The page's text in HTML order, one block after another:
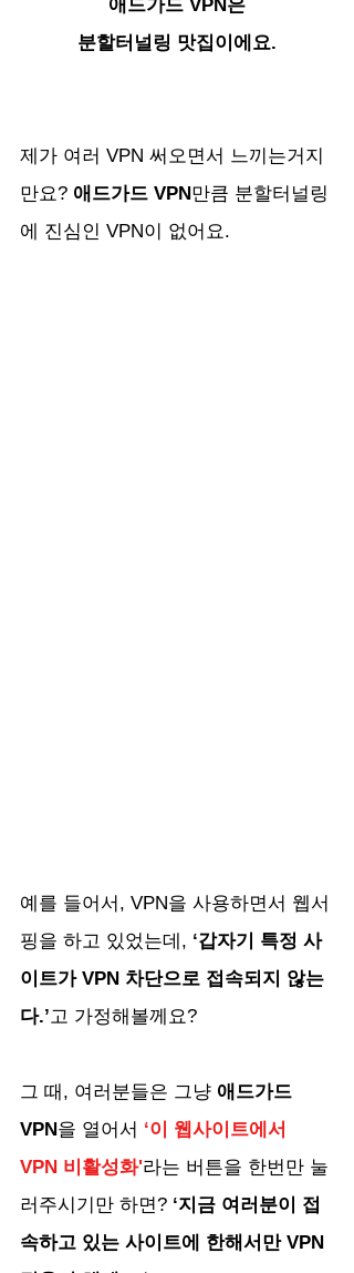
애드가드 VPN은
분할터널링 맛집이에요.
제가 여러 VPN 써오면서 느끼는거지
만요? 애드가드 VPN 만큼 분할터널링
에 진심인 VPN이 없어요.
예를 들어서, VPN을 사용하면서 웹서
핑을 하고 있었는데, ‘갑자기 특정 사
이트가 VPN 차단으로 접속되지 않는
다.’고 가정해볼께요?
그 때, 여러분들은 그냥 애드가드
VPN을 열어서 ‘이 웹사이트에서
VPN 비활성화'라는 버튼을 한번만 눌
러주시기만 하면? ‘지금 여러분이 접
속하고 있는 사이트에 한해서만 VPN